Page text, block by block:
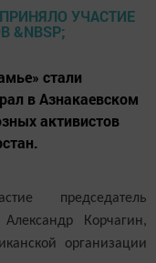
стали
в Азнакаевском
активистов
председатель
Корчагин,
организации